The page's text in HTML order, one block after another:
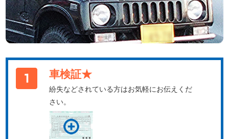
車検証★
紛失などされている方はお気軽にお伝えくだ
さい。